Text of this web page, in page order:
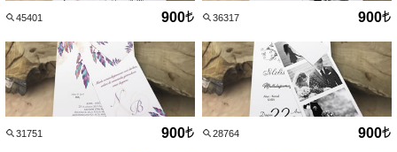
45401 900 36317 900
31751 900 28764 900